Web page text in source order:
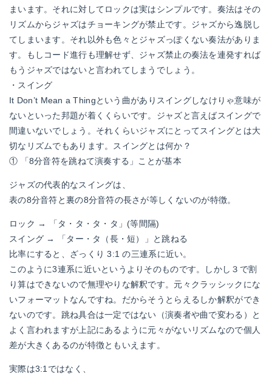
まいます。それに対してロックは実はシンプルです。奏法はその
リズムからジャズはチョーキングが禁止です。ジャズから逸脱し
てしまいます。それ以外も色々とジャズっぽくない奏法がありま
す。もしコード進行も理解せず、ジャズ禁止の奏法を連発すれば
もうジャズではないと言われてしまうでしょう。
・スイング
It Don’t Mean a Thingという曲がありスイングしなけりゃ意味が
ないといった邦題が着くくらいです。ジャズと言えばスイングで
間違いないでしょう。それくらいジャズにとってスイングとは大
切なリズムでもあります。スイングとは何か？
① 「8分音符を跳ねて演奏する」ことが基本
ジャズの代表的なスイングは、
表の8分音符と裏の8分音符の長さが等しくないのが特徴。
ロック → 「タ・タ・タ・タ」(等間隔)
スイング → 「ター・タ（長・短）」と跳ねる
比率にすると、ざっくり 3:1 の三連系に近い。
このように3連系に近いというよりそのものです。しかし３で割
り算はできないので無理やりな解釈です。元々クラッシックにな
いフォーマットなんですね。だからそうとらえるしか解釈ができ
ないのです。跳ね具合は一定ではない（演奏者や曲で変わる）と
よく言われますが上記にあるように元々がないリズムなので個人
差が大きくあるのが特徴ともいえます。
実際は3:1ではなく、